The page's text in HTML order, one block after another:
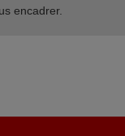
encadrer.